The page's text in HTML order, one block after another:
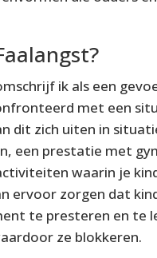
ik als een
met een
dit zich uiten in
een prestatie met
waarin je
ervoor zorgen dat
te presteren en te
ze blokkeren.